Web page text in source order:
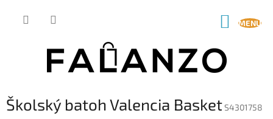
Školský batoh Valencia BasketS4301758